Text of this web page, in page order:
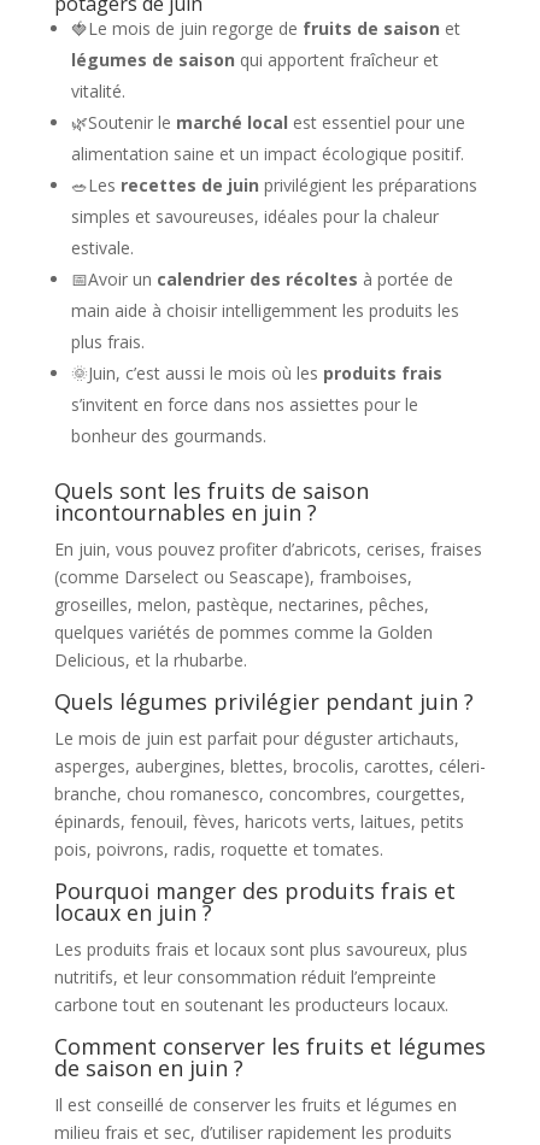
🍓Le mois de juin regorge de fruits de saison et
légumes de saison qui apportent fraîcheur et
vitalité.
🌿Soutenir le marché local est essentiel pour une
alimentation saine et un impact écologique positif.
🥗Les recettes de juin privilégient les préparations
simples et savoureuses, idéales pour la chaleur
estivale.
📅Avoir un calendrier des récoltes à portée de
main aide à choisir intelligemment les produits les
plus frais.
🌞Juin, c’est aussi le mois où les produits frais
s’invitent en force dans nos assiettes pour le
bonheur des gourmands.
Quels sont les fruits de saison
incontournables en juin ?
En juin, vous pouvez profiter d’abricots, cerises, fraises
(comme Darselect ou Seascape), framboises,
groseilles, melon, pastèque, nectarines, pêches,
quelques variétés de pommes comme la Golden
Delicious, et la rhubarbe.
Quels légumes privilégier pendant juin ?
Le mois de juin est parfait pour déguster artichauts,
asperges, aubergines, blettes, brocolis, carottes, céleri-
branche, chou romanesco, concombres, courgettes,
épinards, fenouil, fèves, haricots verts, laitues, petits
pois, poivrons, radis, roquette et tomates.
Pourquoi manger des produits frais et
locaux en juin ?
Les produits frais et locaux sont plus savoureux, plus
nutritifs, et leur consommation réduit l’empreinte
carbone tout en soutenant les producteurs locaux.
Comment conserver les fruits et légumes
de saison en juin ?
Il est conseillé de conserver les fruits et légumes en
milieu frais et sec, d’utiliser rapidement les produits